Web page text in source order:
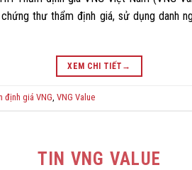
thư thẩm định giá, sử dụng danh
XEM CHI TIẾT →
định giá VNG, VNG Value
TIN VNG VALUE